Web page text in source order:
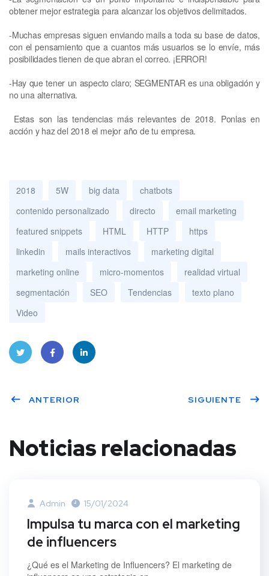
obtener mejor estrategia para alcanzar los objetivos delimitados.
-Muchas empresas siguen enviando mails a toda su base de datos,
con el pensamiento que a cuantos más usuarios se lo envíe, más
posibilidades tienen de que abran el correo. ¡ERROR!
-Hay que tener un aspecto claro; SEGMENTAR es una obligación y
no una alternativa.
Estas son las tendencias más relevantes de 2018. Ponlas en
acción y haz del 2018 el mejor año de tu empresa.
2018 5W big data
chatbots
contenido personalizado
directo
email marketing
featured snippets
HTML HTTP
https
linkedin
mails interactivos
marketing digital
marketing online
micro-momentos
realidad virtual
segmentación
SEO Tendencias
texto plano
Video
er book dIn
ANTERIOR SIGUIENTE
Noticias relacionadas
Admin 15/01/2024
Impulsa tu marca con el marketing
de influencers
¿Qué es el Marketing de Influencers? El marketing de